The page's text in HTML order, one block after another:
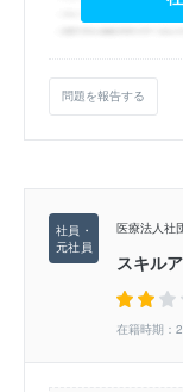
問題を報告する
医療法人社
スキル
在籍時期：